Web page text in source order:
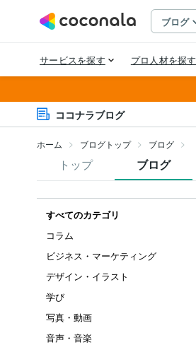
ココナラブログ
ホーム ブログトップ ブログ
トップ ブログ
すべてのカテゴリ
コラム
ビジネス・マーケティング
デザイン・イラスト
学び
写真・動画
音声・音楽